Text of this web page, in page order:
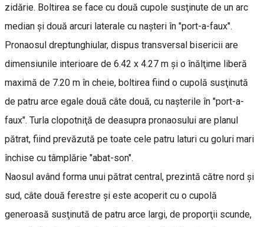
zidărie. Boltirea se face cu două cupole susţinute de un arc
median şi două arcuri laterale cu naşteri în "port-a-faux".
Pronaosul dreptunghiular, dispus transversal bisericii are
dimensiunile interioare de 6.42 x 4.27 m şi o înălţime liberă
maximă de 7.20 m în cheie, boltirea fiind o cupolă susţinută
de patru arce egale două câte două, cu naşterile în "port-a-
faux". Turla clopotniţă de deasupra pronaosului are planul
pătrat, fiind prevăzută pe toate cele patru laturi cu goluri mari
închise cu tâmplărie "abat-son".
Naosul având forma unui pătrat central, prezintă către nord şi
sud, câte două ferestre şi este acoperit cu o cupolă
generoasă susţinută de patru arce largi, de proporţii scunde,